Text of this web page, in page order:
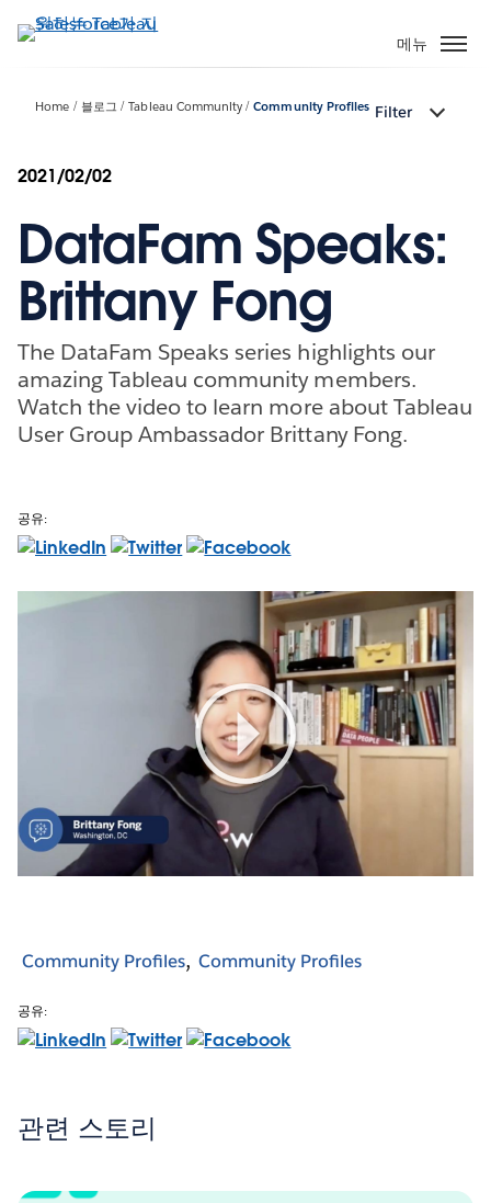
요
건
메뉴
Home 블로그 Tableau Community Community Profiles Filter
2021/02/02
DataFam Speaks:
Brittany Fong
The DataFam Speaks series highlights our
amazing Tableau community members.
Watch the video to learn more about Tableau
User Group Ambassador Brittany Fong.
공유:
Play
Video
Community Profiles Community Profiles
공유:
관련 스토리